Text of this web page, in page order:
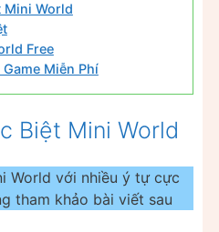
Mini World
Free
Miễn Phí
Biệt Mini World
World với nhiều ý tự cực
tham khảo bài viết sau